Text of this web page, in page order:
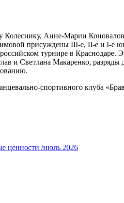
Колеснику, Анне-Марии
присуждены III-е, II-е и I-е
турнире в
и Светлана Макаренко, разряды
спортивного клуба
ценности /июль 2026